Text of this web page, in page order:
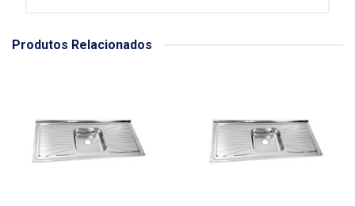
Produtos Relacionados